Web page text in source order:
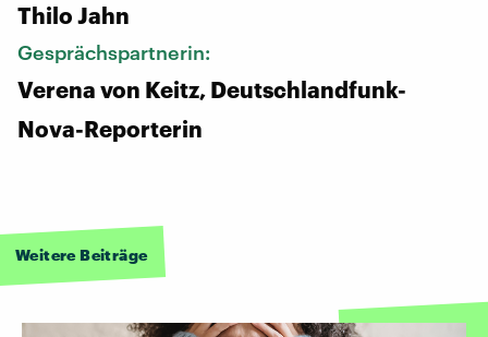
Thilo Jahn
Gesprächspartnerin:
Verena von Keitz, Deutschlandfunk-
Nova-Reporterin
Weitere Beiträge